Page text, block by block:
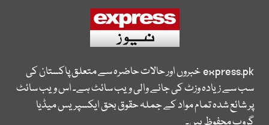
express.pkخبروں اور حالات حاضرہ سے متعلق پاکستان کی
سب سے زیادہ وزٹ کی جانے والی ویب سائٹ ہے۔ اس ویب سائٹ
پر شائع شدہ تمام مواد کے جملہ حقوق بحق ایکسپریس میڈیا